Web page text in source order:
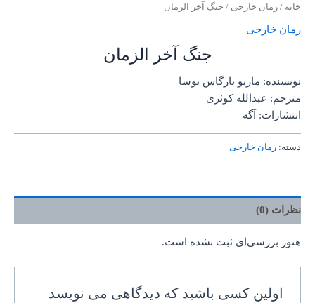
خانه / رمان خارجی / جنگ آخر الزمان
رمان خارجی
جنگ آخر الزمان
نویسنده: ماریو بارگاس یوسا
مترجم: عبدالله کوثری
انتشارات: آگه
دسته: رمان خارجی
نظرات (0)
هنوز بررسی‌ای ثبت نشده است.
اولین کسی باشید که دیدگاهی می نویسد